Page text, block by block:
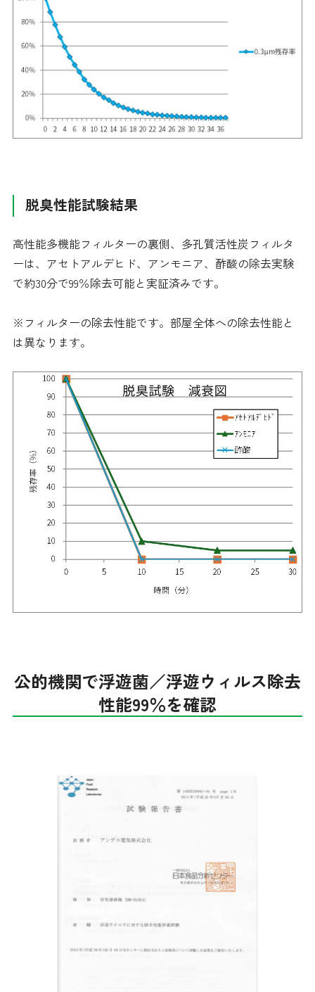
脱臭性能試験結果
高性能多機能フィルターの裏側、多孔質活性炭フィルタ
ーは、アセトアルデヒド、アンモニア、酢酸の除去実験
で約30分で99％除去可能と実証済みです。
※フィルターの除去性能です。部屋全体への除去性能と
は異なります。
公的機関で浮遊菌／浮遊ウィルス除去
性能99％を確認